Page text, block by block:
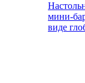
мини-
виде